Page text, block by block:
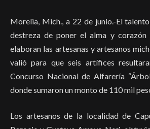
Morelia, Mich., a 22 de junio.-El
destreza de poner el alma y corazón
elaboran las artesanas y artesanos
valió para que seis artífices
Concurso Nacional de Alfarería
donde sumaron un monto de 110 mil
Los artesanos de la localidad de